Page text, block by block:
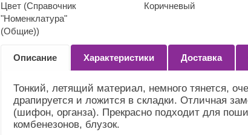
Цвет (Справочник
"Номенклатура"
(Общие))
Коричневый
(Справочник
(Общие))
Усадка и уход
(Справочник
"Номенклатура"
Немного садится.
Рекомендуем сделать
ВТО. Деликатный уход
Описание Характеристики Доставка
Тонкий, летящий материал, немного тянется,
драпируется и ложится в складки. Отличная
(шифон, органза). Прекрасно подходит для
комбенезонов, блузок.